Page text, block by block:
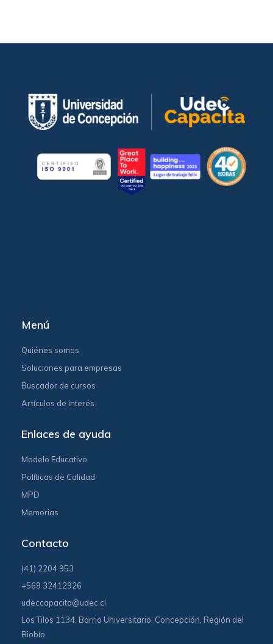
Menú
Quiénes somos
Soluciones para empresas
Buscador de cursos
Artículos de interés
Enlaces de ayuda
Modelo Educativo
Políticas de Calidad
MPD
Memorias
Contacto
(41) 2204 953
+569 32412926
udeccapacita@udec.cl
Los Tilos 1134, Barrio Universitario, Concepción, Región del
Biobío